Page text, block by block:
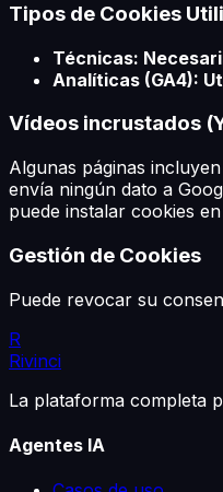
Tipos de Cookies
Técnicas:
Analíticas (GA4):
Vídeos incrustados
Algunas páginas
envía ningún dato a
puede instalar cookies
Gestión de Cookies
Puede revocar su
R
Rivinci
La plataforma completa
Agentes IA